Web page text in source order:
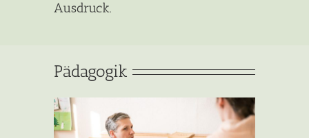
Ausdruck.
Pädagogik